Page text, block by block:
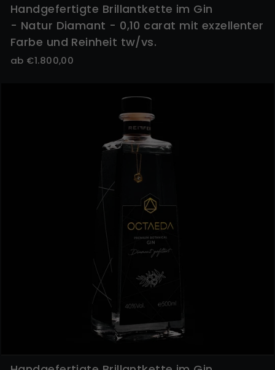
Handgefertigte Brillantkette im Gin
- Natur Diamant - 0,10 carat mit exzellenter
Farbe und Reinheit tw/vs.
ab €1.800,00